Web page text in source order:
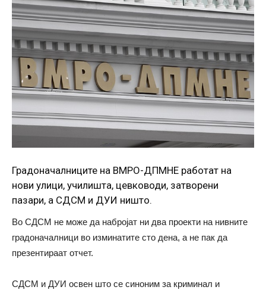
Градоначалниците на ВМРО-ДПМНЕ работат на
нови улици, училишта, цевководи, затворени
пазари, а СДСМ и ДУИ ништо.
Во СДСМ не може да набројат ни два проекти на нивните
градоначалници во изминатите сто дена, а не пак да
презентираат отчет.
СДСМ и ДУИ освен што се синоним за криминал и